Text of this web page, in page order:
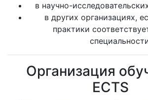
в научно-
в других организациях,
практики
Организация
ECTS